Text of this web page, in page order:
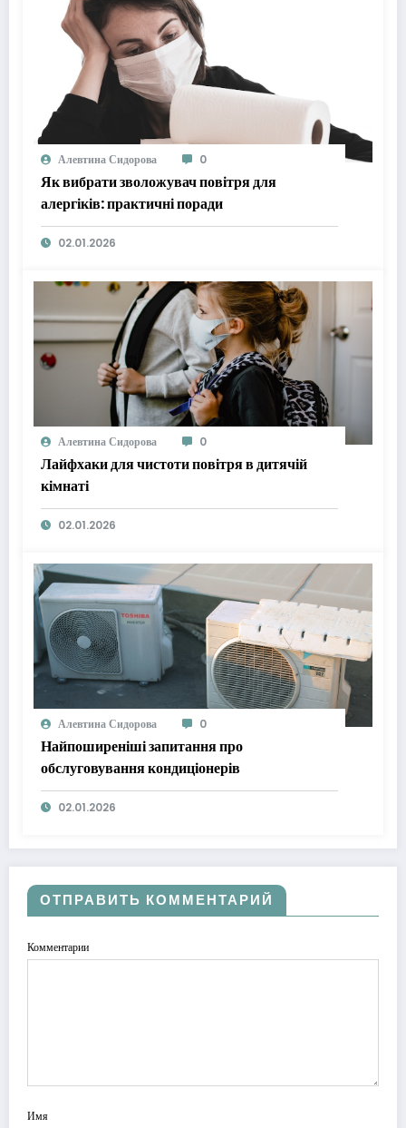
Алевтина Сидорова 0
Як вибрати зволожувач повітря для
алергіків: практичні поради
02.01.2026
Алевтина Сидорова 0
Лайфхаки для чистоти повітря в дитячій
кімнаті
02.01.2026
Алевтина Сидорова 0
Найпоширеніші запитання про
обслуговування кондиціонерів
02.01.2026
ОТПРАВИТЬ КОММЕНТАРИЙ
Комментарии
Имя